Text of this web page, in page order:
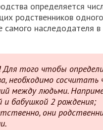
определяется
родственников
самого наследодателя в
Для того чтобы
необходимо сосчитать
между людьми.
и бабушкой 2 рождения;
они